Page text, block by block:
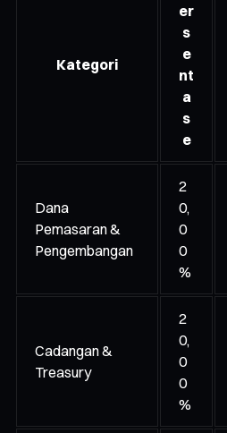
Kategori
er
s
e
nt
a
s
e
Dana
Pemasaran &
Pengembangan
2
0,
0
0
%
Cadangan &
Treasury
2
0,
0
0
%